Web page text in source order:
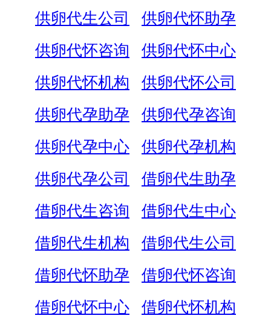
供卵代生公司
供卵代怀助孕
供卵代怀咨询
供卵代怀中心
供卵代怀机构
供卵代怀公司
供卵代孕助孕
供卵代孕咨询
供卵代孕中心
供卵代孕机构
供卵代孕公司
借卵代生助孕
借卵代生咨询
借卵代生中心
借卵代生机构
借卵代生公司
借卵代怀助孕
借卵代怀咨询
借卵代怀中心
借卵代怀机构